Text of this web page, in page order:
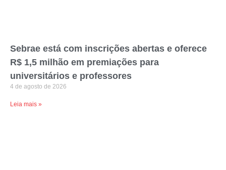
Sebrae está com inscrições abertas e oferece
R$ 1,5 milhão em premiações para
universitários e professores
4 de agosto de 2026
Leia mais »